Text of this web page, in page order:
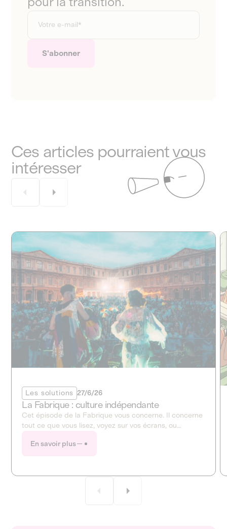
Ces articles pourraient vous
intéresser
Les solutions 27/6/26
La Fabrique : culture indépendante
Cet épisode de la Fabrique vous concerne. Il concerne
tout ce que vous lisez, voyez sur vos écrans, ou
grand le dossier de la culture et des médias !
En savoir plus